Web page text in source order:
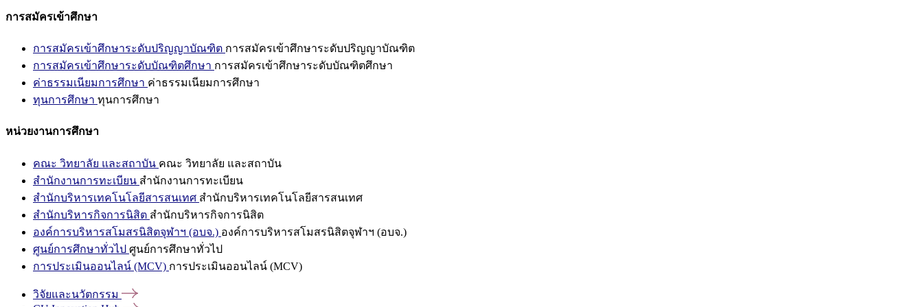
การสมัครเข้าศึกษา
การสมัครเข้าศึกษาระดับปริญญาบัณฑิต การสมัครเข้าศึกษาระดับปริญญาบัณฑิต
การสมัครเข้าศึกษาระดับบัณฑิตศึกษา การสมัครเข้าศึกษาระดับบัณฑิตศึกษา
ค่าธรรมเนียมการศึกษา ค่าธรรมเนียมการศึกษา
ทุนการศึกษา ทุนการศึกษา
หน่วยงานการศึกษา
คณะ วิทยาลัย และสถาบัน คณะ วิทยาลัย และสถาบัน
สำนักงานการทะเบียน สำนักงานการทะเบียน
สำนักบริหารเทคโนโลยีสารสนเทศ สำนักบริหารเทคโนโลยีสารสนเทศ
สำนักบริหารกิจการนิสิต สำนักบริหารกิจการนิสิต
องค์การบริหารสโมสรนิสิตจุฬาฯ (อบจ.) องค์การบริหารสโมสรนิสิตจุฬาฯ (อบจ.)
ศูนย์การศึกษาทั่วไป ศูนย์การศึกษาทั่วไป
การประเมินออนไลน์ (MCV) การประเมินออนไลน์ (MCV)
วิจัยและนวัตกรรม